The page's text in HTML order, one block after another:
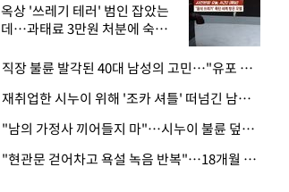
옥상 '쓰레기 테러' 범인 잡았는
데…과태료 3만원 처분에 숙박업
· 직장 불륜 발각된 40대 남성의 고민…"유포 동료 명예훼손·협박죄 고소 가능할까"
· 재취업한 시누이 위해 '조카 셔틀' 떠넘긴 남편…아내 "난 못한다"
· "남의 가정사 끼어들지 마"…시누이 불륜 덮으려는 남편에 억울한 아내
· "현관문 걷어차고 욕설 녹음 반복"…18개월 아기 키우는 집 뒤흔든 '앞집의 비극'